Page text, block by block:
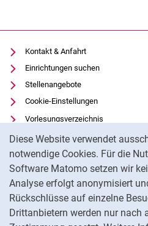
Diese Website verwendet
notwendige Cookies. Für die
Software Matomo setzen wir
Analyse erfolgt anonymisiert
Rückschlüsse auf einzelne
Drittanbietern werden nur nach
Kontakt & Anfahrt
Einrichtungen suchen
Stellenangebote
Cookie-Einstellungen
Vorlesungsverzeichnis
Uni-Bibliothek
Moodle
Panopto
Datenschutz
Barrierefreiheit